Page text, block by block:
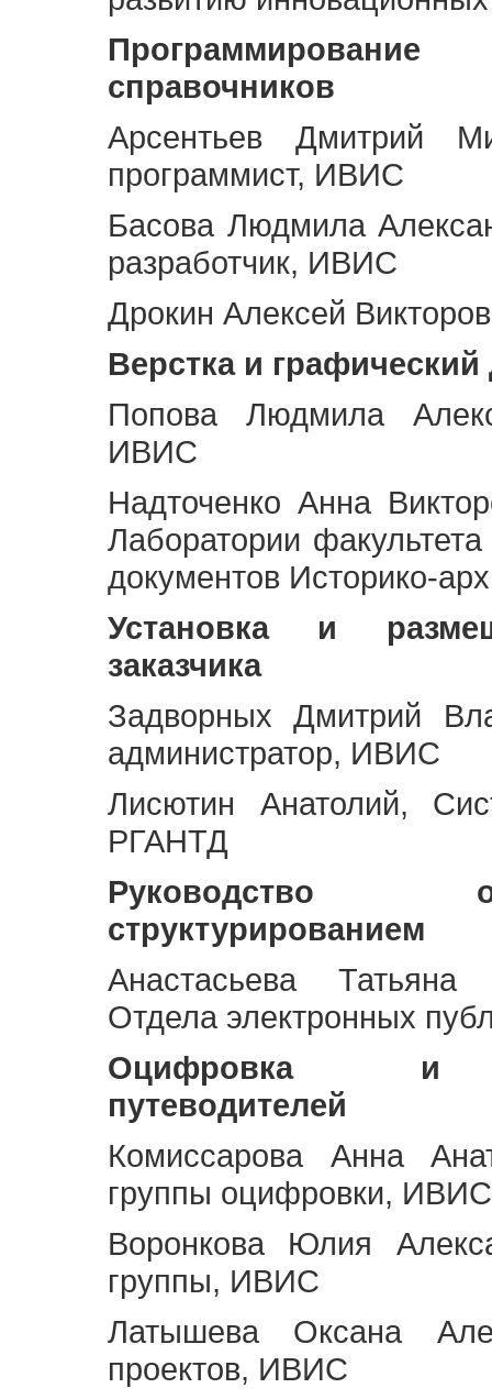
Программирование
справочников
Арсентьев Дмитрий
программист, ИВИС
Басова Людмила
разработчик, ИВИС
Дрокин Алексей
Верстка и графический
Попова Людмила
ИВИС
Надточенко Анна
Лаборатории
документов Историко-
Установка и
заказчика
Задворных Дмитрий
администратор, ИВИС
Лисютин Анатолий,
РГАНТД
Руководство
структурированием
Анастасьева Татьяна
Отдела электронных
Оцифровка и
путеводителей
Комиссарова Анна
группы оцифровки, ИВИС
Воронкова Юлия
группы, ИВИС
Латышева Оксана
проектов, ИВИС